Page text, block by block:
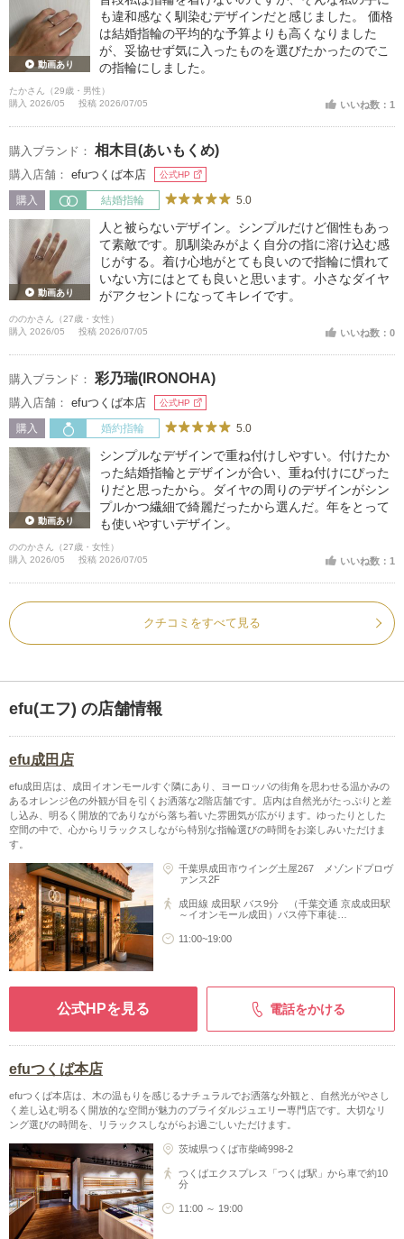
動画あり
も違和感なく馴染むデザインだと感じました。 価格
は結婚指輪の平均的な予算よりも高くなりました
が、妥協せず気に入ったものを選びたかったのでこ
の指輪にしました。
たかさん（29歳・男性）
購入 2026/05
投稿 2026/07/05 いいね数：1
購入ブランド： 相木目(あいもくめ)
購入店舗： efuつくば本店 公式HP
購入 結婚指輪 5.0
動画あり
人と被らないデザイン。シンプルだけど個性もあっ
て素敵です。肌馴染みがよく自分の指に溶け込む感
じがする。着け心地がとても良いので指輪に慣れて
いない方にはとても良いと思います。小さなダイヤ
がアクセントになってキレイです。
ののかさん（27歳・女性）
購入 2026/05
投稿 2026/07/05 いいね数：0
購入ブランド： 彩乃瑞(IRONOHA)
購入店舗： efuつくば本店 公式HP
購入 婚約指輪 5.0
動画あり
シンプルなデザインで重ね付けしやすい。付けたか
った結婚指輪とデザインが合い、重ね付けにぴった
りだと思ったから。ダイヤの周りのデザインがシン
プルかつ繊細で綺麗だったから選んだ。年をとって
も使いやすいデザイン。
ののかさん（27歳・女性）
購入 2026/05
投稿 2026/07/05 いいね数：1
クチコミをすべて見る
efu(エフ) の店舗情報
efu成田店
efu成田店は、成田イオンモールすぐ隣にあり、ヨーロッパの街角を思わせる温かみの
あるオレンジ色の外観が目を引くお洒落な2階店舗です。店内は自然光がたっぷりと差
し込み、明るく開放的でありながら落ち着いた雰囲気が広がります。ゆったりとした
空間の中で、心からリラックスしながら特別な指輪選びの時間をお楽しみいただけま
す。
千葉県成田市ウイング土屋267 メゾンドプロヴ
ァンス2F
成田線 成田駅 バス9分 （千葉交通 京成成田駅
～イオンモール成田）バス停下車徒…
11:00~19:00
公式HPを見る 電話をかける
efuつくば本店
efuつくば本店は、木の温もりを感じるナチュラルでお洒落な外観と、自然光がやさし
く差し込む明るく開放的な空間が魅力のブライダルジュエリー専門店です。大切なリ
ング選びの時間を、リラックスしながらお過ごしいただけます。
茨城県つくば市柴崎998-2
つくばエクスプレス「つくば駅」から車で約10
分
11:00 ～ 19:00